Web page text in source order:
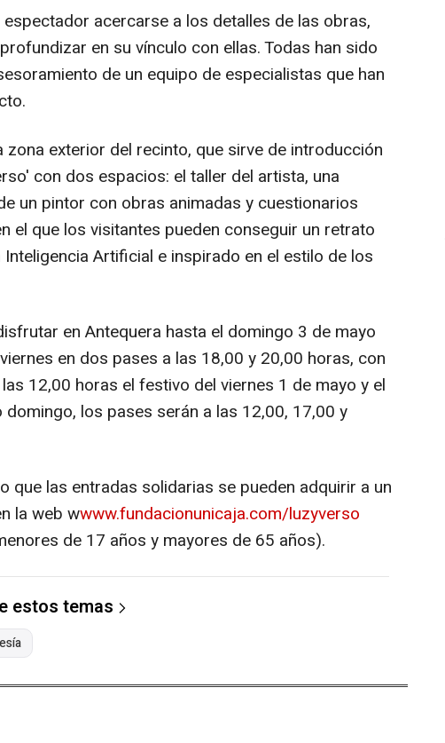
acercarse a los detalles de las obras,
en su vínculo con ellas. Todas han sido
de un equipo de especialistas que han
zona exterior del recinto, que sirve de introducción
con dos espacios: el taller del artista, una
un pintor con obras animadas y cuestionarios
el que los visitantes pueden conseguir un retrato
Artificial e inspirado en el estilo de los
en Antequera hasta el domingo 3 de mayo
en dos pases a las 18,00 y 20,00 horas, con
12,00 horas el festivo del viernes 1 de mayo y el
domingo, los pases serán a las 12,00, 17,00 y
que las entradas solidarias se pueden adquirir a un
la web wwww.fundacionunicaja.com/luzyverso
de 17 años y mayores de 65 años).
estos temas